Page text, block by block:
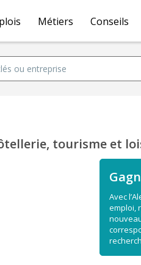
Métiers Conseils
tourisme et
Avec
emploi,